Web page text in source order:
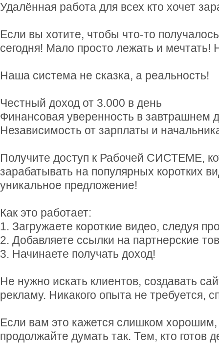
Удалённая работа для всех кто хочет
Если вы хотите, чтобы что-то
сегодня! Мало просто лежать и мечтать!
Наша система не сказка, а реальность!
Честный доход от 3.000 в день
Финансовая уверенность в завтрашнем
Независимость от зарплаты и
Получите доступ к Рабочей СИСТЕМЕ,
зарабатывать на популярных коротких
уникальное предложение!
Как это работает:
1. Загружаете короткие видео, следуя
2. Добавляете ссылки на партнерские
3. Начинаете получать доход!
Не нужно искать клиентов, создавать
рекламу. Никакого опыта не требуется,
Если вам это кажется слишком
продолжайте думать так. Тем, кто готов